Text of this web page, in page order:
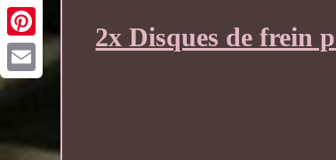
2x Disques de frein